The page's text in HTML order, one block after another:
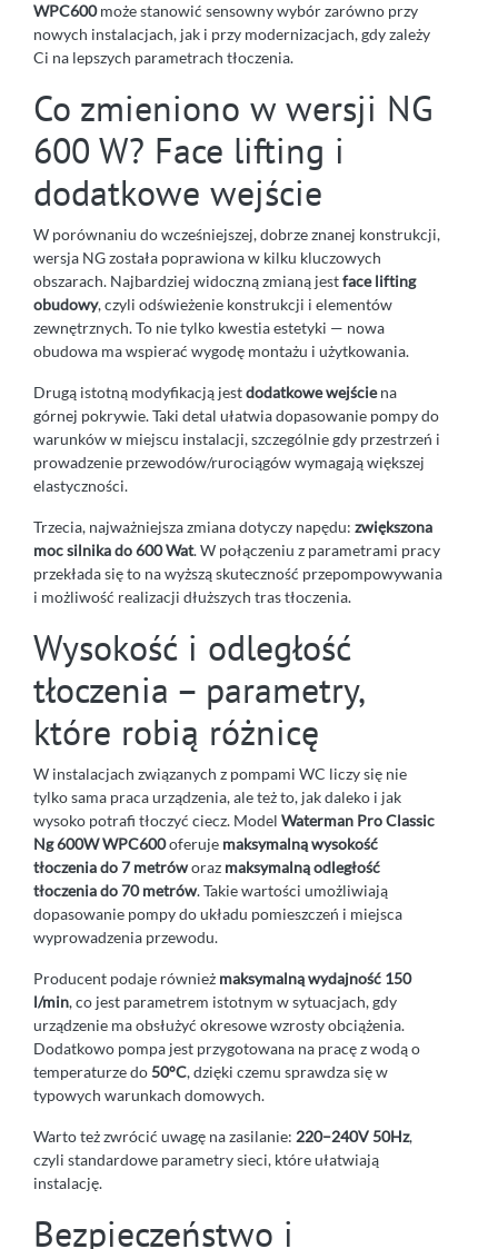
WPC600może stanowić sensowny wybór zarówno przy
nowych instalacjach, jak i przy modernizacjach, gdy zależy
Ci na lepszych parametrach tłoczenia.
Co zmieniono w wersji NG
600 W? Face lifting i
dodatkowe wejście
W porównaniu do wcześniejszej, dobrze znanej konstrukcji,
wersja NG została poprawiona w kilku kluczowych
obszarach. Najbardziej widoczną zmianą jestface lifting
obudowy, czyli odświeżenie konstrukcji i elementów
zewnętrznych. To nie tylko kwestia estetyki — nowa
obudowa ma wspierać wygodę montażu i użytkowania.
Drugą istotną modyfikacją jestdodatkowe wejściena
górnej pokrywie. Taki detal ułatwia dopasowanie pompy do
warunków w miejscu instalacji, szczególnie gdy przestrzeń i
prowadzenie przewodów/rurociągów wymagają większej
elastyczności.
Trzecia, najważniejsza zmiana dotyczy napędu: zwiększona
moc silnika do 600 Wat. W połączeniu z parametrami pracy
przekłada się to na wyższą skuteczność przepompowywania
i możliwość realizacji dłuższych tras tłoczenia.
Wysokość i odległość
tłoczenia – parametry,
które robią różnicę
W instalacjach związanych z pompami WC liczy się nie
tylko sama praca urządzenia, ale też to, jak daleko i jak
wysoko potrafi tłoczyć ciecz. Model Waterman Pro Classic
Ng 600W WPC600oferuje maksymalną wysokość
tłoczenia do 7 metróworaz maksymalną odległość
tłoczenia do 70 metrów. Takie wartości umożliwiają
dopasowanie pompy do układu pomieszczeń i miejsca
wyprowadzenia przewodu.
Producent podaje również maksymalną wydajność 150
l/min, co jest parametrem istotnym w sytuacjach, gdy
urządzenie ma obsłużyć okresowe wzrosty obciążenia.
Dodatkowo pompa jest przygotowana na pracę z wodą o
temperaturze do50°C, dzięki czemu sprawdza się w
typowych warunkach domowych.
Warto też zwrócić uwagę na zasilanie: 220–240V 50Hz,
czyli standardowe parametry sieci, które ułatwiają
instalację.
Bezpieczeństwo i